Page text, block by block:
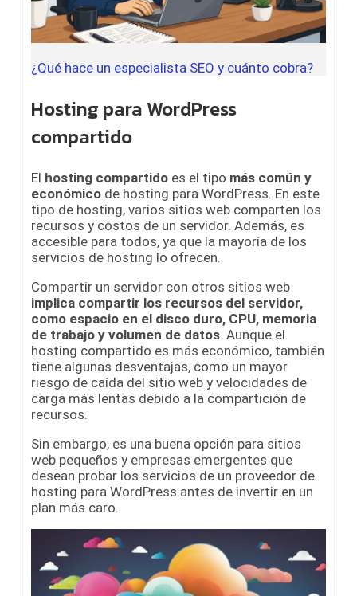
¿Qué hace un especialista SEO y cuánto cobra?
Hosting para WordPress
compartido
El hosting compartido es el tipo más común y
económico de hosting para WordPress. En este
tipo de hosting, varios sitios web comparten los
recursos y costos de un servidor. Además, es
accesible para todos, ya que la mayoría de los
servicios de hosting lo ofrecen.
Compartir un servidor con otros sitios web
implica compartir los recursos del servidor,
como espacio en el disco duro, CPU, memoria
de trabajo y volumen de datos. Aunque el
hosting compartido es más económico, también
tiene algunas desventajas, como un mayor
riesgo de caída del sitio web y velocidades de
carga más lentas debido a la compartición de
recursos.
Sin embargo, es una buena opción para sitios
web pequeños y empresas emergentes que
desean probar los servicios de un proveedor de
hosting para WordPress antes de invertir en un
plan más caro.